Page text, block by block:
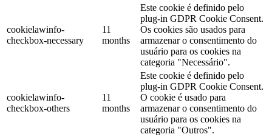
cookielawinfo-
checkbox-necessary
11
months
Este cookie é definido pelo
plug-in GDPR Cookie Consent.
Os cookies são usados para
armazenar o consentimento do
usuário para os cookies na
categoria "Necessário".
cookielawinfo-
checkbox-others
11
months
Este cookie é definido pelo
plug-in GDPR Cookie Consent.
O cookie é usado para
armazenar o consentimento do
usuário para os cookies na
categoria "Outros".